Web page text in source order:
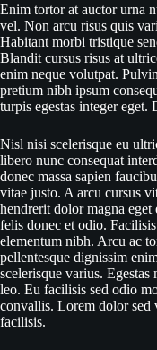
Enim tortor at auctor urna
vel. Non arcu risus quis
Habitant morbi tristique
Blandit cursus risus at
enim neque volutpat.
pretium nibh ipsum
turpis egestas integer
Nisl nisi scelerisque eu
libero nunc consequat
donec massa sapien
vitae justo. A arcu cursus
hendrerit dolor magna eget
felis donec et odio.
elementum nibh. Arcu ac
pellentesque dignissim
scelerisque varius. Egestas
leo. Eu facilisis sed odio
convallis. Lorem dolor sed
facilisis.